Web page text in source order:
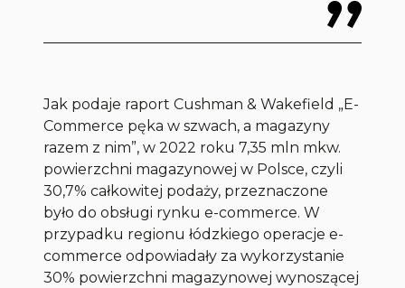
Jak podaje raport Cushman & Wakefield „E-
Commerce pęka w szwach, a magazyny
razem z nim”, w 2022 roku 7,35 mln mkw.
powierzchni magazynowej w Polsce, czyli
30,7% całkowitej podaży, przeznaczone
było do obsługi rynku e-commerce. W
przypadku regionu łódzkiego operacje e-
commerce odpowiadały za wykorzystanie
30% powierzchni magazynowej wynoszącej